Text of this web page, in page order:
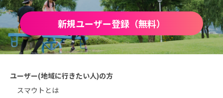
新規ユーザー登録（無料）
ユーザー(地域に行きたい人)の方
スマウトとは